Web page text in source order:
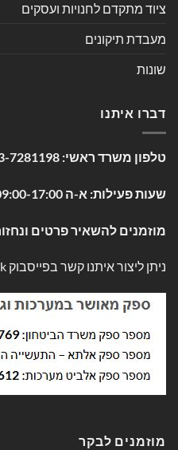
ציוד מתקדם לחנויות ועסקים
מעבדת תיקונים
שונות
דברו איתנו
טלפון משרד ראשי: 7281198
שעות פעילות: א-ה 09:00-17:00, ימי שישי 09:00-13:00
מוזמנים להשאיר פרטים
ניתן ליצור איתנו קשר בפייסבוק
מוזמנים לבקר